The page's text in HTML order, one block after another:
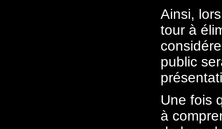
Ainsi,
tour à
public
Une fois
à